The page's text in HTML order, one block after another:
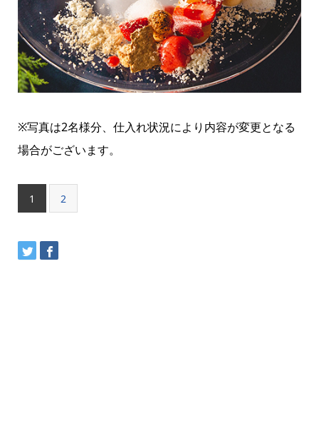
※写真は2名様分、仕入れ状況により内容が変更となる
場合がございます。
1 2